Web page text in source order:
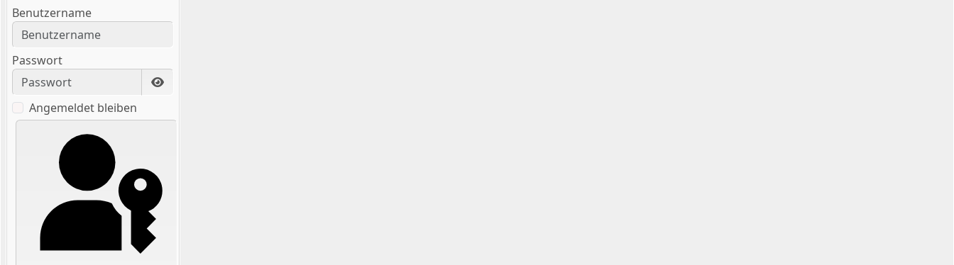
Benutzername
Passwort
Angemeldet bleiben